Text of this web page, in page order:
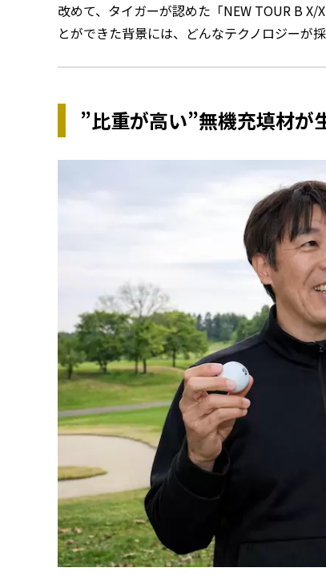
改めて、タイガーが認めた「NEW TOUR B
とができた背景には、どんなテクノロジーが
”比重が高い”無機充填材